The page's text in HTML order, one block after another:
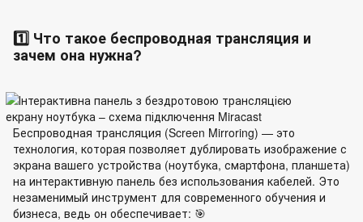
1️⃣ Что такое беспроводная трансляция и
зачем она нужна?
Беспроводная трансляция (Screen Mirroring) — это
технология, которая позволяет дублировать изображение с
экрана вашего устройства (ноутбука, смартфона, планшета)
на интерактивную панель без использования кабелей. Это
незаменимый инструмент для современного обучения и
бизнеса, ведь он обеспечивает: 🎯